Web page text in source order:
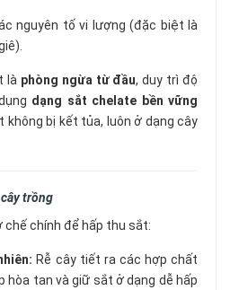
nguyên tố vi lượng (đặc biệt là
là phòng ngừa từ đầu, duy trì độ
dạng sắt chelate bền vững
không bị kết tủa, luôn ở dạng cây
trồng
chế chính để hấp thu sắt:
Rễ cây tiết ra các hợp chất
hòa tan và giữ sắt ở dạng dễ hấp